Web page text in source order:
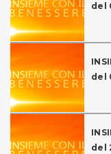
del
del
del